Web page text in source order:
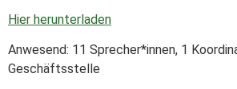
Hier herunterladen
Anwesend: 11 Sprecher*innen, 1
Geschäftsstelle